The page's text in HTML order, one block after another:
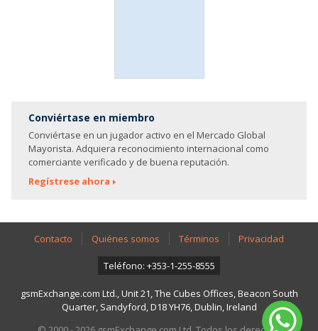
Conviértase en miembro
Conviértase en un jugador activo en el Mercado Global
Mayorista. Adquiera reconocimiento internacional como
comerciante verificado y de buena reputación.
Regístrese ahora
Contacto Quiénes somos Términos Privacidad
Teléfono: +353-1-255-8555
gsmExchange.com Ltd., Unit 21, The Cubes Offices, Beacon South
Quarter, Sandyford, D18 YH76, Dublin, Ireland